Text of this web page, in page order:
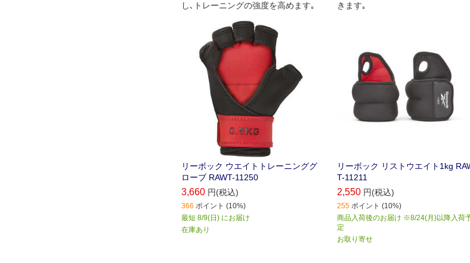
し､トレーニングの強度を高めます｡
リーボック ウエイトトレーニンググ
ローブ RAWT-11250
3,660 円(税込)
366 ポイント (10%)
最短 8/9(日) にお届け
在庫あり
きます｡
リーボック リストウエイト1kg
T-11211
2,550 円(税込)
255 ポイント (10%)
商品入荷後のお届け ※8/24(月)以降入荷
定
お取り寄せ